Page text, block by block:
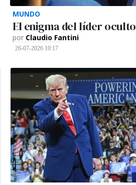
MUNDO
El enigma del líder oculto
por Claudio Fantini
26-07-2026 10:17